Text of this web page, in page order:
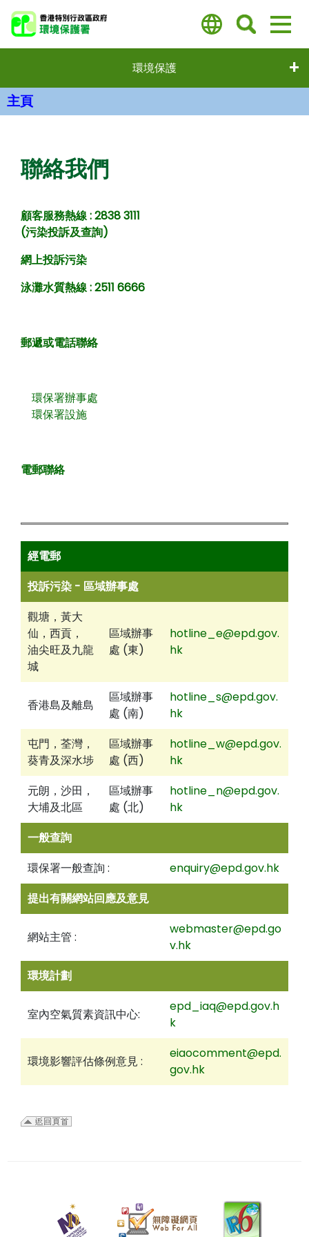
內
環境保護
主頁
聯絡我們
顧客服務熱線: 2838 3111
(污染投訴及查詢)
網上投訴污染
泳灘水質熱線 : 2511 6666
郵遞或電話聯絡
環保署辦事處
環保署設施
電郵聯絡
經電郵
投訴污染 - 區域辦事處
觀塘，黃大
仙，西貢，
油尖旺及九龍
城
區域辦事
處 (東)
hotline_e@epd.gov.
hk
香港島及離島
區域辦事
處 (南)
hotline_s@epd.gov.
hk
屯門，荃灣，
葵青及深水埗
區域辦事
處 (西)
hotline_w@epd.gov.
hk
元朗，沙田，
大埔及北區
區域辦事
處 (北)
hotline_n@epd.gov.
hk
一般查詢
環保署一般查詢 :
enquiry@epd.gov.hk
提出有關網站回應及意見
網站主管 :
webmaster@epd.go
v.hk
環境計劃
室內空氣質素資訊中心:
epd_iaq@epd.gov.h
k
環境影響評估條例意見 :
eiaocomment@epd.
gov.hk